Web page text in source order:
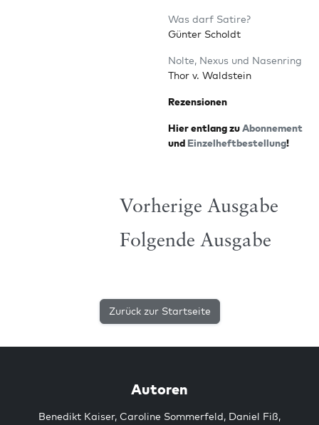
Was darf Satire?
Gün­ter Scholdt
Nol­te, Nexus und Nasenring
Thor v. Waldstein
Rezen­sio­nen
Hier ent­lang zuAbon­ne­ment
und Ein­zel­heft­be­stel­lung!
Vorherige Ausgabe
Folgende Ausgabe
Zurück zur Startseite
Autoren
Benedikt Kaiser, Caroline Sommerfeld, Daniel Fiß,